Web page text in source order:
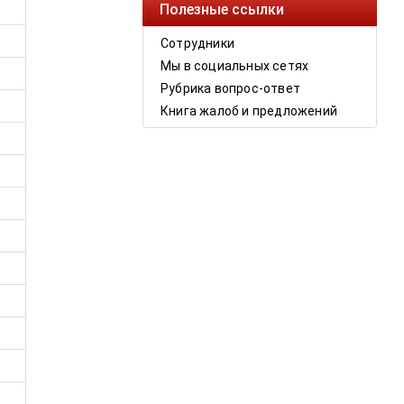
Полезные ссылки
Сотрудники
Мы в социальных сетях
Рубрика вопрос-ответ
Книга жалоб и предложений